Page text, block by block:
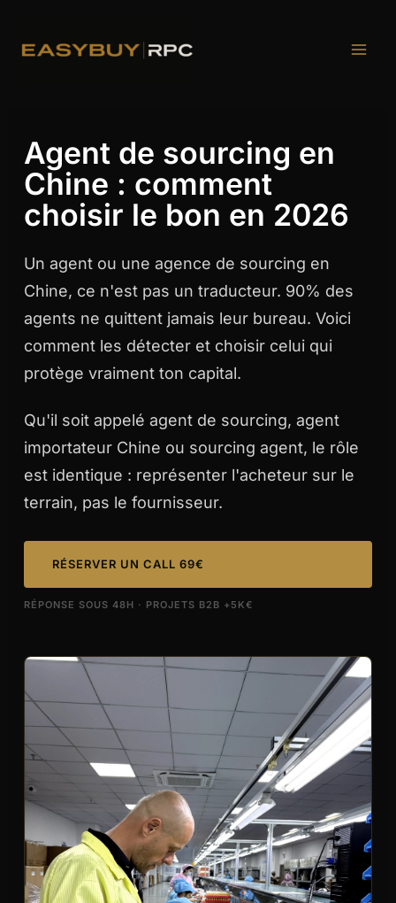
contenu
Agent de sourcing en
Chine : comment
choisir le bon en 2026
Un agent ou une agence de sourcing en
Chine, ce n'est pas un traducteur. 90% des
agents ne quittent jamais leur bureau. Voici
comment les détecter et choisir celui qui
protège vraiment ton capital.
Qu'il soit appelé agent de sourcing, agent
importateur Chine ou sourcing agent, le rôle
est identique : représenter l'acheteur sur le
terrain, pas le fournisseur.
RÉSERVER UN CALL 69€
RÉPONSE SOUS 48H · PROJETS B2B +5K€